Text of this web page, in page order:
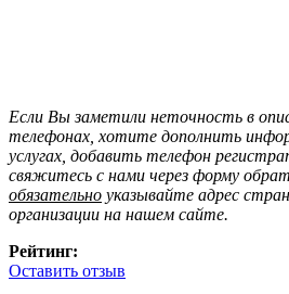
Если Вы заметили неточность в
телефонах, хотите дополнить
услугах, добавить телефон
свяжитесь с нами через форму
обязательно указывайте адрес
организации на нашем сайте.
Рейтинг:
Оставить отзыв